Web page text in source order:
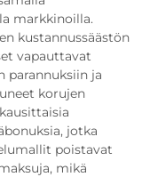
markkinoilla.
kustannussäästön
vapauttavat
parannuksiin ja
korujen
jotka
poistavat
mikä